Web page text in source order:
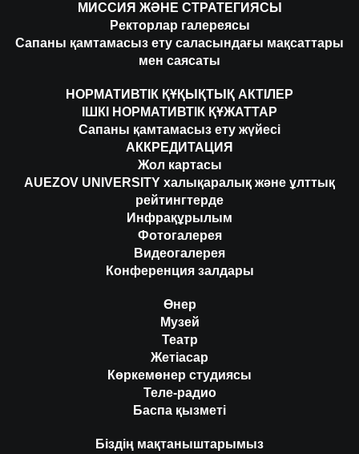
МИССИЯ ЖӘНЕ СТРАТЕГИЯСЫ
Ректорлар галереясы
Сапаны қамтамасыз ету саласындағы мақсаттары
мен саясаты
НОРМАТИВТІК ҚҰҚЫҚТЫҚ АКТІЛЕР
ІШКІ НОРМАТИВТІК ҚҰЖАТТАР
Сапаны қамтамасыз ету жүйесі
АККРЕДИТАЦИЯ
Жол картасы
AUEZOV UNIVERSITY халықаралық және ұлттық
рейтингтерде
Инфрақұрылым
Фотогалерея
Видеогалерея
Конференция залдары
Өнер
Музей
Театр
Жетіасар
Көркемөнер студиясы
Теле-радио
Баспа қызметі
Біздің мақтаныштарымыз